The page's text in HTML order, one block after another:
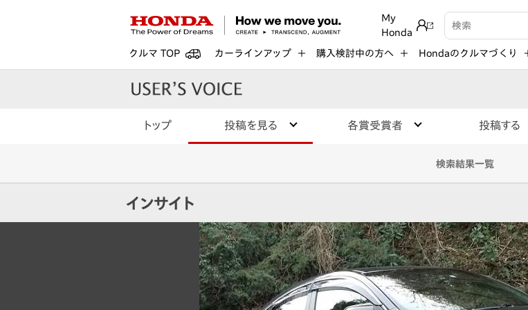
My
Honda
検索キーワード入力
クルマ TOP カーラインアップ 購入検討中の方へ Hondaのクルマづくり
トップ 投稿を見る 各賞受賞者 投稿する
検索結果一覧
インサイト